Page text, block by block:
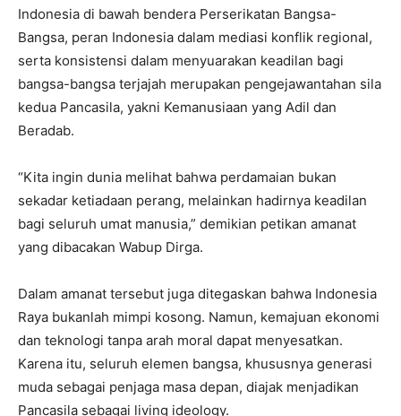
Indonesia di bawah bendera Perserikatan Bangsa-
Bangsa, peran Indonesia dalam mediasi konflik regional,
serta konsistensi dalam menyuarakan keadilan bagi
bangsa-bangsa terjajah merupakan pengejawantahan sila
kedua Pancasila, yakni Kemanusiaan yang Adil dan
Beradab.
“Kita ingin dunia melihat bahwa perdamaian bukan
sekadar ketiadaan perang, melainkan hadirnya keadilan
bagi seluruh umat manusia,” demikian petikan amanat
yang dibacakan Wabup Dirga.
Dalam amanat tersebut juga ditegaskan bahwa Indonesia
Raya bukanlah mimpi kosong. Namun, kemajuan ekonomi
dan teknologi tanpa arah moral dapat menyesatkan.
Karena itu, seluruh elemen bangsa, khususnya generasi
muda sebagai penjaga masa depan, diajak menjadikan
Pancasila sebagai living ideology.